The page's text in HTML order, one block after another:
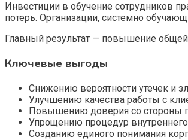
Инвестиции в обучение сотрудников
потерь. Организации, системно
Главный результат — повышение
Ключевые выгоды
Снижению вероятности утечек и
Улучшению качества работы с
Повышению доверия со стороны
Упрощению процедур внутреннего
Созданию единого понимания